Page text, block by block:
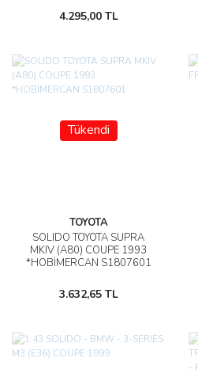
4.295,00 TL
Tükendi
TOYOTA
SOLIDO TOYOTA SUPRA
MKIV (A80) COUPE 1993
*HOBİMERCAN S1807601
3.632,65 TL